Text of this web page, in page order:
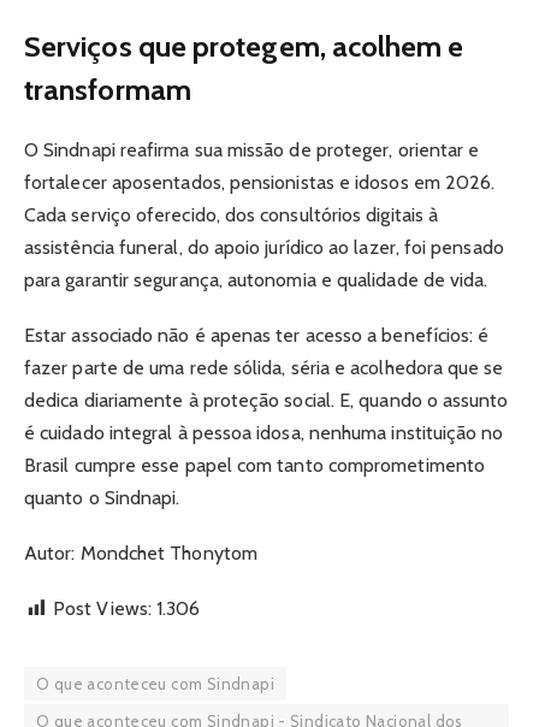
Serviços que protegem, acolhem e
transformam
O Sindnapi reafirma sua missão de proteger, orientar e
fortalecer aposentados, pensionistas e idosos em 2026.
Cada serviço oferecido, dos consultórios digitais à
assistência funeral, do apoio jurídico ao lazer, foi pensado
para garantir segurança, autonomia e qualidade de vida.
Estar associado não é apenas ter acesso a benefícios: é
fazer parte de uma rede sólida, séria e acolhedora que se
dedica diariamente à proteção social. E, quando o assunto
é cuidado integral à pessoa idosa, nenhuma instituição no
Brasil cumpre esse papel com tanto comprometimento
quanto o Sindnapi.
Autor: Mondchet Thonytom
Post Views: 1.306
O que aconteceu com Sindnapi
O que aconteceu com Sindnapi - Sindicato Nacional dos